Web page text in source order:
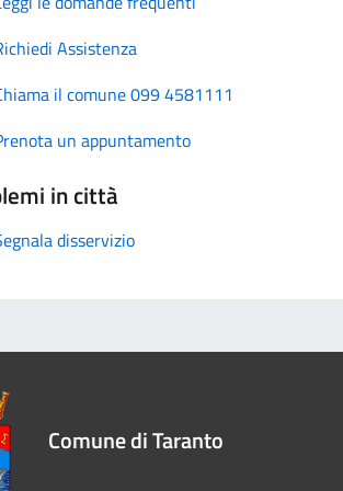
Assistenza
il comune 099 4581111
un appuntamento
in città
disservizio
Comune di Taranto